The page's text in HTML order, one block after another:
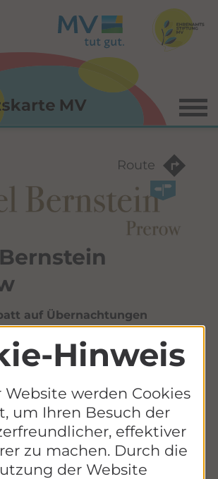
Menü
Route
auf Übernachtungen
der EhrenamtsKarte MV
Rabatt auf
Rabattaktionen
Jahren erweitern
in Mecklenburg-
Hinweis
Website werden Cookies
um Ihren Besuch der
effektiver
zu machen. Durch die
der Website